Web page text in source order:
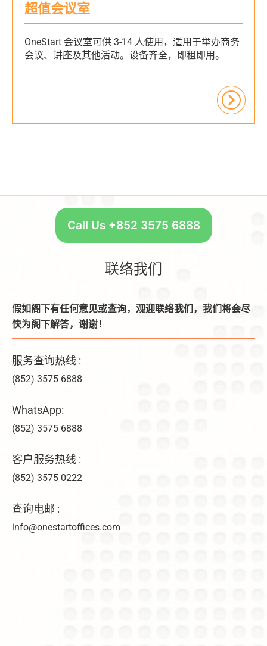
超值会议室
OneStart 会议室可供 3-14 人使用，适用于举办商务
会议、讲座及其他活动。设备齐全，即租即用。
Call Us +852 3575 6888
联络我们
假如阁下有任何意见或查询，观迎联络我们，我们将会尽
快为阁下解答，谢谢！
服务查询热线 :
(852) 3575 6888
WhatsApp:
(852) 3575 6888
客户服务热线 :
(852) 3575 0222
查询电邮 :
info@onestartoffices.com